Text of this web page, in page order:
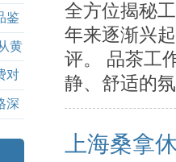
鉴
黄
对
深
全方位揭秘
年来逐渐兴
评。 品茶工
静、舒适的
上海桑拿